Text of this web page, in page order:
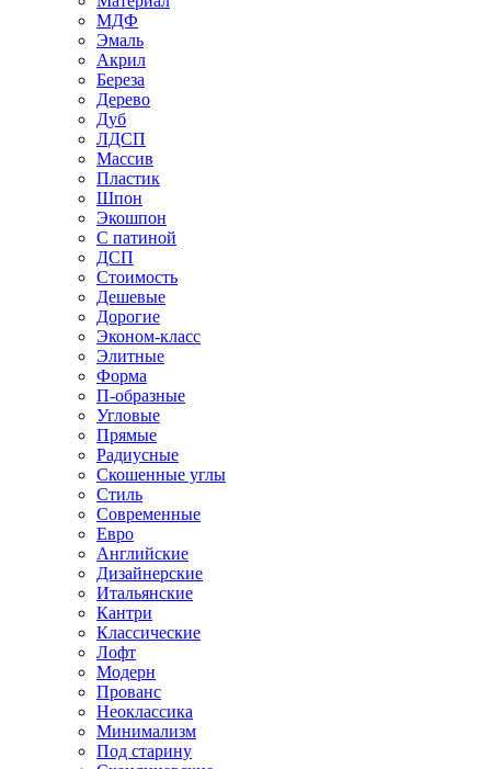
МДФ
Эмаль
Акрил
Береза
Дерево
Дуб
ЛДСП
Массив
Пластик
Шпон
Экошпон
С патиной
ДСП
Стоимость
Дешевые
Дорогие
Эконом-класс
Элитные
Форма
П-образные
Угловые
Прямые
Радиусные
Скошенные углы
Стиль
Современные
Евро
Английские
Дизайнерские
Итальянские
Кантри
Классические
Лофт
Модерн
Прованс
Неоклассика
Минимализм
Под старину